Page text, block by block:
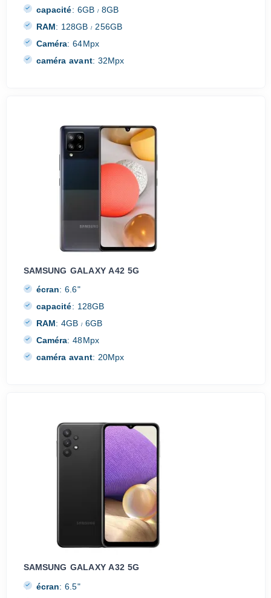
capacité: 6GB / 8GB
RAM: 128GB/ 256GB
Caméra: 64Mpx
caméra avant: 32Mpx
SAMSUNG GALAXY A42 5G
écran: 6.6"
capacité: 128GB
RAM: 4GB/ 6GB
Caméra: 48Mpx
caméra avant: 20Mpx
SAMSUNG GALAXY A32 5G
écran: 6.5"